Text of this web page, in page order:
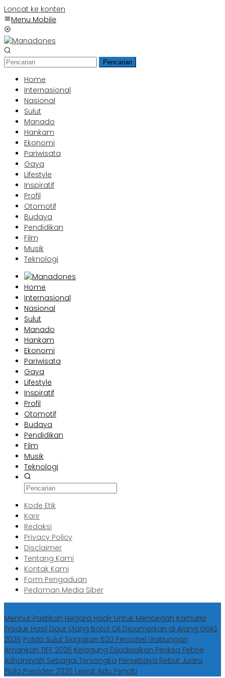
Loncat ke konten
Menu Mobile
Pencarian
Home
Internasional
Nasional
Sulut
Manado
Hankam
Ekonomi
Pariwisata
Gaya
Lifestyle
Inspiratif
Profil
Otomotif
Budaya
Pendidikan
Film
Musik
Teknologi
Home
Internasional
Nasional
Sulut
Manado
Hankam
Ekonomi
Pariwisata
Gaya
Lifestyle
Inspiratif
Profil
Otomotif
Budaya
Pendidikan
Film
Musik
Teknologi
Kode Etik
Karir
Redaksi
Privacy Policy
Disclaimer
Tentang Kami
Kontak Kami
Form Pengaduan
Pedoman Media Siber
Menhut Pastikan Negara Hadir Untuk Mencegah Karhutla
Produk Hasil Daur Ulang Botol Oli Dipamerkan di Ajang GIIAS
2026 Polda Sulut Siagakan 520 Personel Gabungan
Amankan TIFF 2026 Kejagung Dijadwalkan Periksa Febrie
Adriansyah Sebagai Tersangka Persebaya Rebut Juara
Piala Presiden 2026 Lewat Adu Penalti